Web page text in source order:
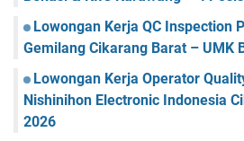
Lowongan Kerja QC Inspection
Gemilang Cikarang Barat – UMK
Lowongan Kerja Operator
Nishinihon Electronic Indonesia
2026